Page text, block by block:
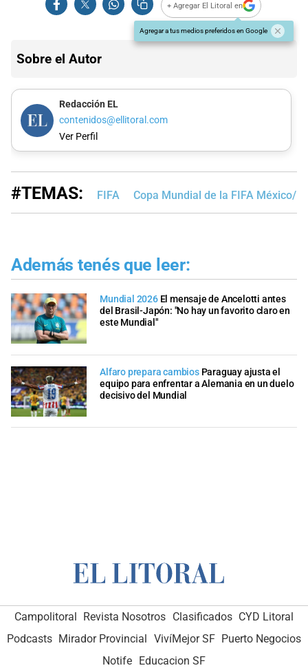
+ Agregar El Litoral en
Agregar a tus medios preferidos en Google
Sobre el Autor
Redacción EL
contenidos@ellitoral.com
Ver Perfil
#TEMAS: FIFA Copa Mundial de la FIFA México/
Además tenés que leer:
Mundial 2026 El mensaje de Ancelotti antes
del Brasil-Japón: "No hay un favorito claro en
este Mundial"
Alfaro prepara cambios Paraguay ajusta el
equipo para enfrentar a Alemania en un duelo
decisivo del Mundial
Campolitoral Revista Nosotros Clasificados CYD Litoral
Podcasts Mirador Provincial VivíMejor SF Puerto Negocios
Notife Educacion SF